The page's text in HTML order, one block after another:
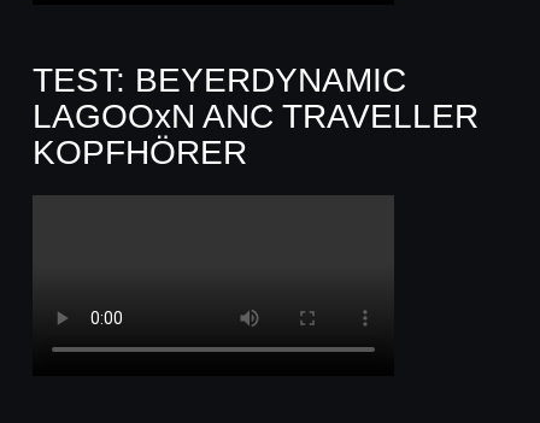
TEST: BEYERDYNAMIC
LAGOOxN ANC TRAVELLER
KOPFHÖRER